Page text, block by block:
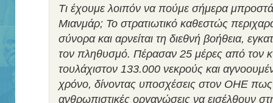
Τι έχουμε λοιπόν να πούμε σήμερα
Μιανμάρ; Το στρατιωτικό καθεστώς
σύνορα και αρνείται τη διεθνή βοήθεια,
τον πληθυσμό. Πέρασαν 25 μέρες από τον
τουλάχιστον 133.000 νεκρούς και
χρόνο, δίνοντας υποσχέσεις στον ΟΗΕ πως
ανθρωπιστικές οργανώσεις να εισέλθουν